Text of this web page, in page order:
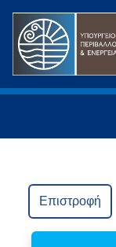
Επιστροφή